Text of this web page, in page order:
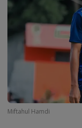
Miftahul Hamdi